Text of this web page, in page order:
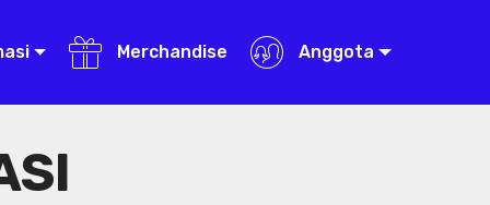
Merchandise Anggota